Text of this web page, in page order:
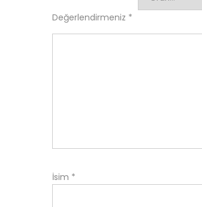
Değerlendirmeniz *
İsim *